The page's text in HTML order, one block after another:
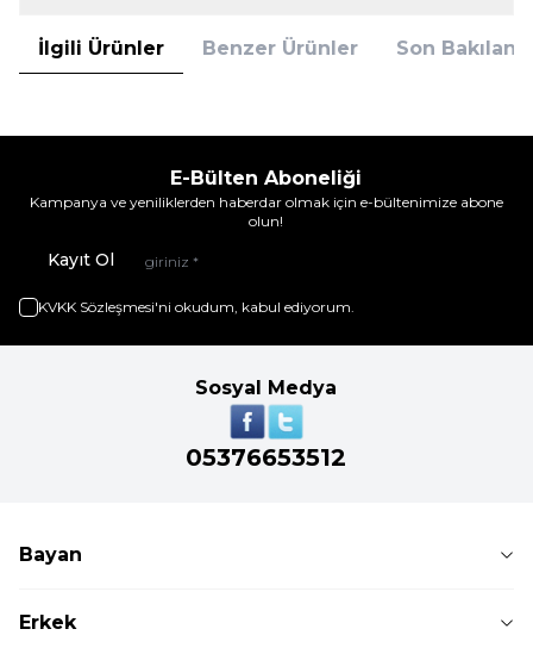
İlgili Ürünler Benzer Ürünler Son
E-Bülten Aboneliği
Kampanya ve yeniliklerden haberdar olmak için e-bültenimize abone
olun!
Kayıt Ol
KVKK Sözleşmesi'ni okudum, kabul ediyorum.
Sosyal Medya
05376653512
Bayan
Erkek